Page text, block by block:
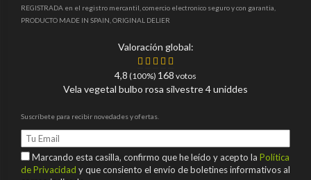
REGISTRADA en el registro mercantil, comercio electronico seguro y con garantia,
PRODUCTO MADE IN SPAIN, ORIGINAL DELIER
Valoración global:
4,8 (100%) 168 votos
Vela vegetal bulbo rosa silvestre 4 uniddes
Suscríbete para recibir novedades y ofertas.
Marcando esta casilla, confirmo que he leído y acepto la Política
de Privacidad y que consiento el envío de boletines informativos al